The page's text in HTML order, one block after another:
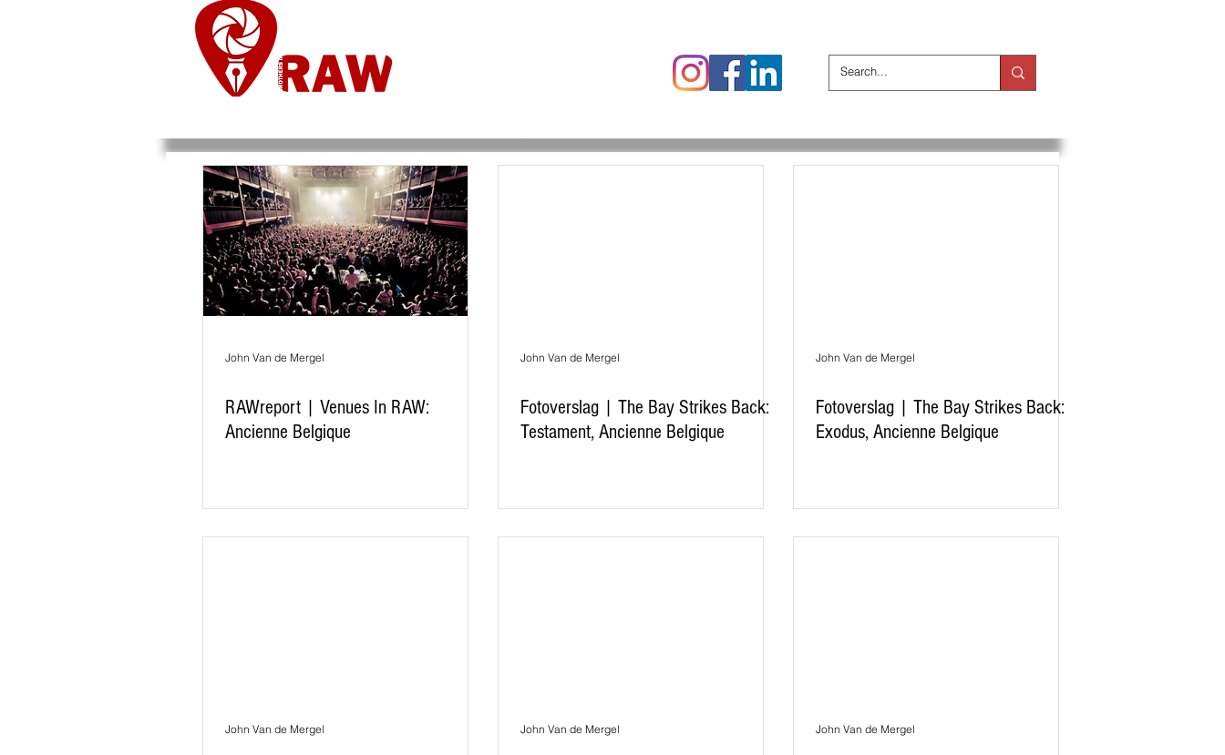
John Van de Mergel
RAWreport | Venues In RAW:
Ancienne Belgique
John Van de Mergel
Fotoverslag | The Bay Strikes Back:
Testament, Ancienne Belgique
John Van de Mergel
Fotoverslag | The Bay Strikes Back:
Exodus, Ancienne Belgique
John Van de Mergel John Van de Mergel John Van de Mergel